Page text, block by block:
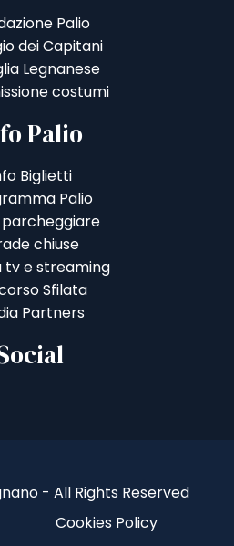
Palio
dei Capitani
Legnanese
costumi
Palio
Biglietti
Palio
parcheggiare
chiuse
tv e streaming
Sfilata
Partners
- All Rights Reserved
Cookies Policy